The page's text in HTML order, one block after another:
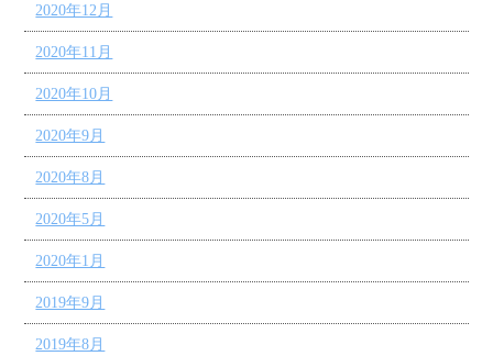
2020年12月
2020年11月
2020年10月
2020年9月
2020年8月
2020年5月
2020年1月
2019年9月
2019年8月